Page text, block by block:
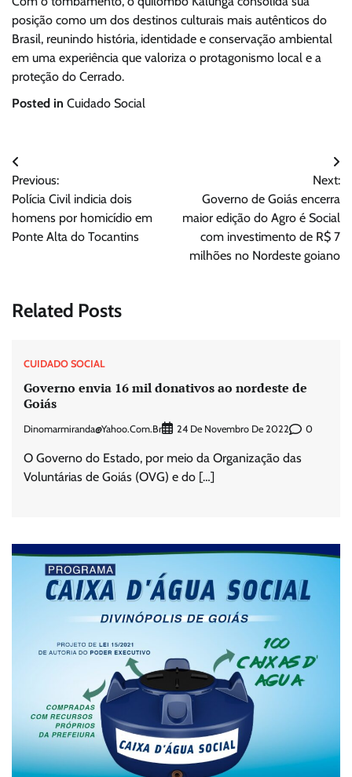
posição como um dos destinos culturais mais autênticos do
Brasil, reunindo história, identidade e conservação ambiental
em uma experiência que valoriza o protagonismo local e a
proteção do Cerrado.
Posted in Cuidado Social
Navegação
de
Post
Previous:
Polícia Civil indicia dois
homens por homicídio em
Ponte Alta do Tocantins
Next:
Governo de Goiás encerra
maior edição do Agro é Social
com investimento de R$ 7
milhões no Nordeste goiano
Related Posts
CUIDADO SOCIAL
Governo envia 16 mil donativos ao nordeste de
Goiás
Dinomarmiranda@yahoo.com.br 24 De Novembro De 2022 0
O Governo do Estado, por meio da Organização das
Voluntárias de Goiás (OVG) e do […]